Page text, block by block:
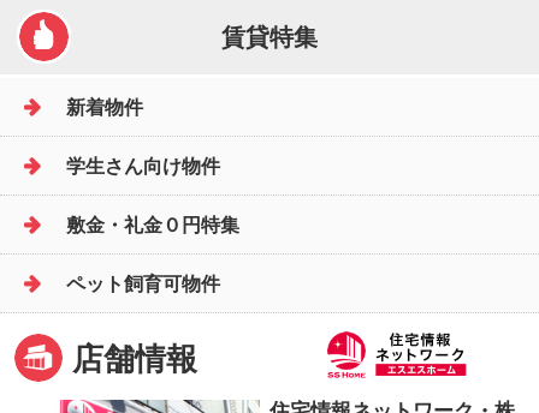
賃貸特集
新着物件
学生さん向け物件
敷金・礼金０円特集
ペット飼育可物件
店舗情報